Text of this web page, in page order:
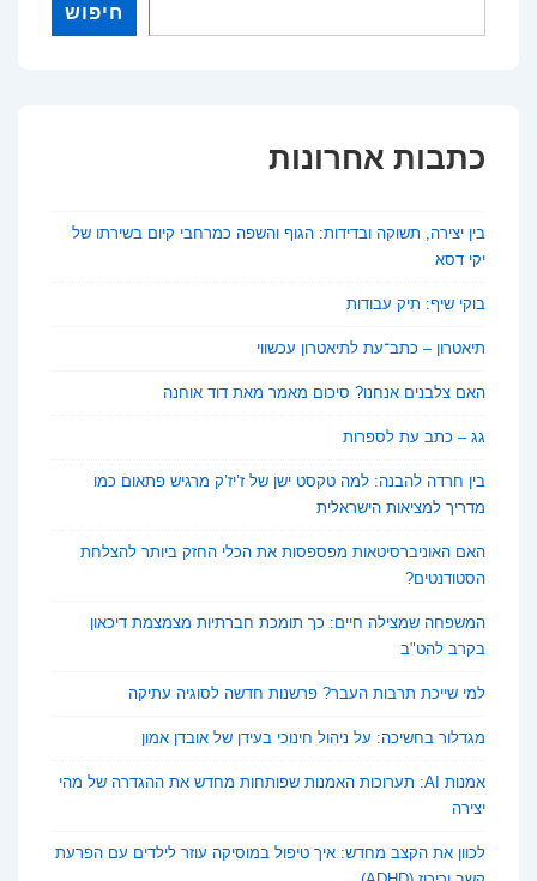
חיפוש
כתבות אחרונות
בין יצירה, תשוקה ובדידות: הגוף והשפה כמרחבי קיום בשירתו של
יקי דסא
בוקי שיף: תיק עבודות
תיאטרון – כתב־עת לתיאטרון עכשווי
האם צלבנים אנחנו? סיכום מאמר מאת דוד אוחנה
גג – כתב עת לספרות
בין חרדה להבנה: למה טקסט ישן של ז’יז’ק מרגיש פתאום כמו
מדריך למציאות הישראלית
האם האוניברסיטאות מפספסות את הכלי החזק ביותר להצלחת
הסטודנטים?
המשפחה שמצילה חיים: כך תומכת חברתיות מצמצמת דיכאון
בקרב להט"ב
למי שייכת תרבות העבר? פרשנות חדשה לסוגיה עתיקה
מגדלור בחשיכה: על ניהול חינוכי בעידן של אובדן אמון
אמנות AI: תערוכות האמנות שפותחות מחדש את ההגדרה של מהי
יצירה
לכוון את הקצב מחדש: איך טיפול במוסיקה עוזר לילדים עם הפרעת